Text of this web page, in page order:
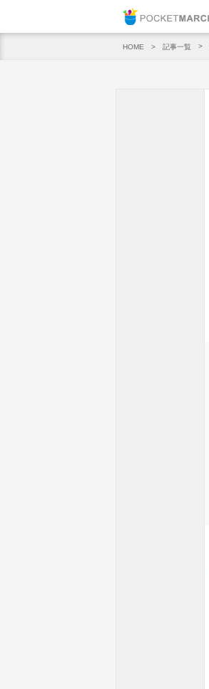
HOME 記事一覧